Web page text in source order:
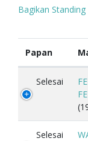
Bagikan
Papan
Selesai
Selesai